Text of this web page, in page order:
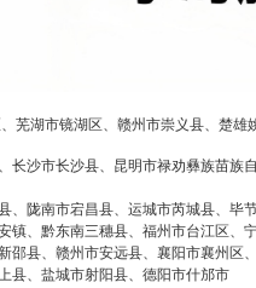
芜湖市镜湖区、赣州市崇义县、楚雄
长沙市长沙县、昆明市禄劝彝族苗
、陇南市宕昌县、运城市芮城县、毕
镇、黔东南三穗县、福州市台江区、
邵县、赣州市安远县、襄阳市襄州区
县、盐城市射阳县、德阳市什邡市
2
false